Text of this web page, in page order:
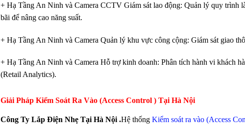
+ Hạ Tầng An Ninh và Camera CCTV Giám sát lao động: Quản lý quy trình
bãi để nâng cao năng suất.
+ Hạ Tầng An Ninh và Camera Quản lý khu vực công cộng: Giám sát giao
+ Hạ Tầng An Ninh và Camera Hỗ trợ kinh doanh: Phân tích hành vi khách
(Retail Analytics).
Giải Pháp Kiểm Soát Ra Vào (Access Control ) Tại Hà Nội
Công Ty Lắp Điện Nhẹ Tại Hà Nội .Hệ thống Kiểm soát ra vào (Access